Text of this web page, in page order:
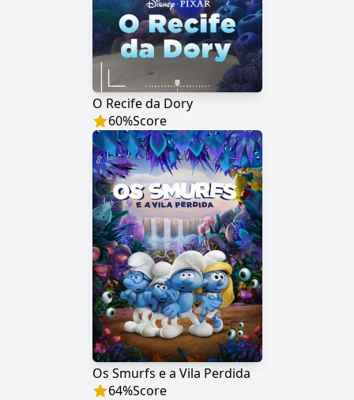
O Recife da Dory
60%Score
Os Smurfs e a Vila Perdida
64%Score